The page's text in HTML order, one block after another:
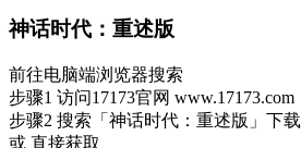
神话时代：重述版
前往电脑端浏览器搜索
步骤1 访问17173官网 www.17173.com
步骤2 搜索 「神话时代：重述版」 下载
或 直接获取